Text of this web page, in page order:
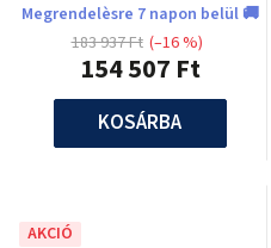
Megrendelèsre 7 napon belül 🚚
154 507 Ft
183 937 Ft (–16 %)
KOSÁRBA
AKCIÓ